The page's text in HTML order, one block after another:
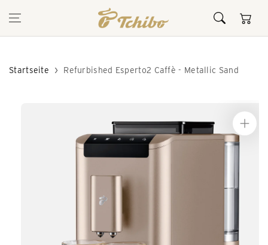
Inhalt
Startseite Refurbished Esperto2 Caffè - Metallic Sand